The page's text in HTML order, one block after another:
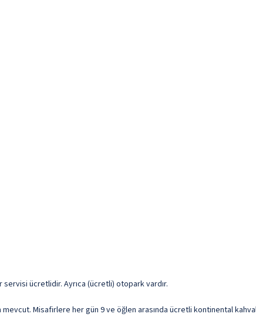
ücretlidir. Ayrıca (ücretli) otopark vardır.
Misafirlere her gün 9 ve öğlen arasında ücretli kontinental